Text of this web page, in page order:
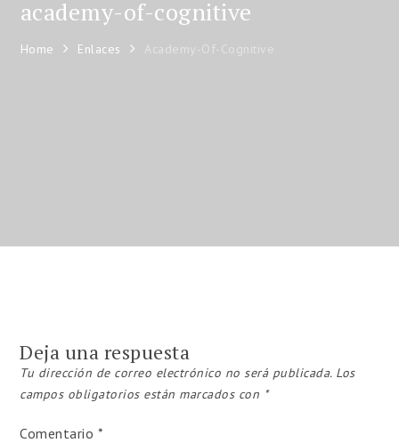
academy-of-cognitive
Home Enlaces Academy-Of-Cognitive
Deja una respuesta
Tu dirección de correo electrónico no será publicada. Los
campos obligatorios están marcados con *
Comentario *